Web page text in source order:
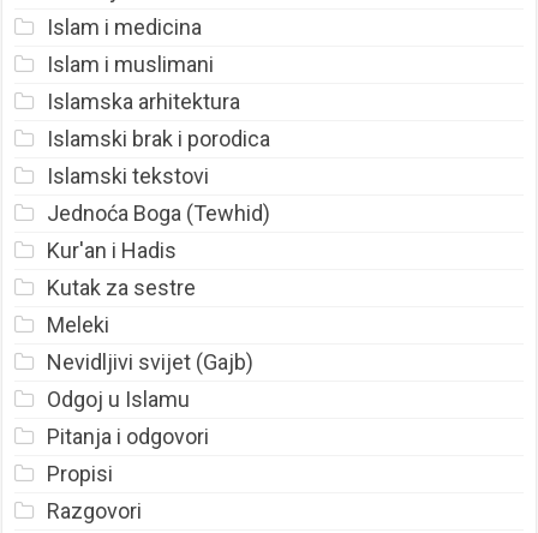
Islam i medicina
Islam i muslimani
Islamska arhitektura
Islamski brak i porodica
Islamski tekstovi
Jednoća Boga (Tewhid)
Kur'an i Hadis
Kutak za sestre
Meleki
Nevidljivi svijet (Gajb)
Odgoj u Islamu
Pitanja i odgovori
Propisi
Razgovori